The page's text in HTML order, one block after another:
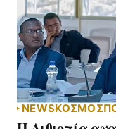
NEWSΚΟΣΜΟΣ